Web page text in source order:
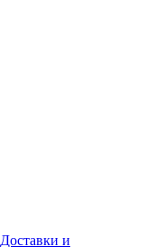
Доставки и